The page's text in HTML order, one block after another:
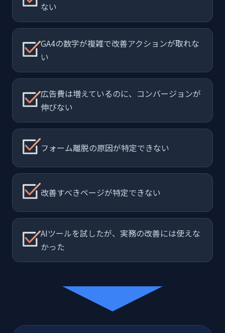
ない
GA4の数字が複雑で改善アクションが取れな
い
広告費は増えているのに、コンバージョンが
伸びない
フォーム離脱の原因が特定できない
改善すべきページが特定できない
AIツールを試したが、実務の改善には使えな
かった